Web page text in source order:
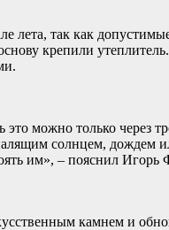
лета, так как
крепили
можно только
солнцем, дождем
им», – пояснил Игорь
камнем и